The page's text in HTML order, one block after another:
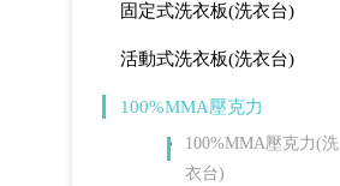
固定式洗衣板(洗衣台)
活動式洗衣板(洗衣台)
100%MMA壓克力
100%MMA壓克力(洗
衣台)